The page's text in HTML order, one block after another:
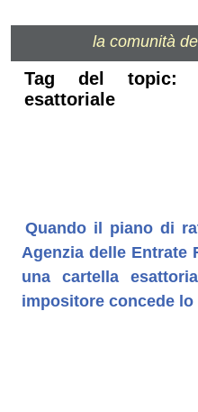
la comunità
Tag del topic:
esattoriale
Quando il piano di
Agenzia delle Entrate
una cartella
impositore concede lo